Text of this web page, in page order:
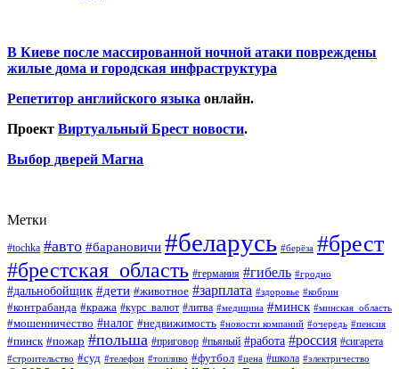
В Киеве после массированной ночной атаки повреждены
жилые дома и городская инфраструктура
Репетитор английского языка онлайн.
Проект Виртуальный Брест новости.
Выбор дверей Магна
Метки
#tochka #авто #барановичи #беларусь #берёза #брест
#брестская_область #германия #гибель #гродно
#дальнобойщик #дети #животное #зарплата #здоровье #кобрин
#контрабанда #кража #курс_валют #литва #медицина #минск #минская_область
#мошенничество #налог #недвижимость #новости компаний #очередь #пенсия
#пинск #пожар #польша #приговор #пьяный #работа #россия #сигарета
#строительство #суд #телефон #топливо #футбол #цена #школа #электричество